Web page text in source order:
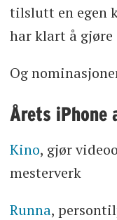
tilslutt en egen
har klart å
Og
Årets iPhone
Kino, gjør
mesterverk
Runna,